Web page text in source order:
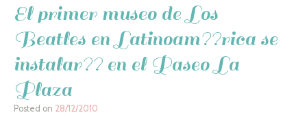
El primer museo de Los
Beatles en Latinoam??rica se
instalar?? en el Paseo La
Plaza
Posted on 28/12/2010